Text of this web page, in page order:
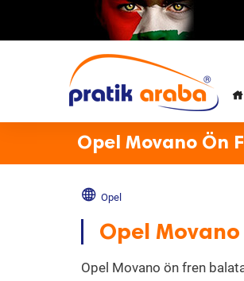
Opel Movano Ön
Opel
Opel
Opel Movano ön fren